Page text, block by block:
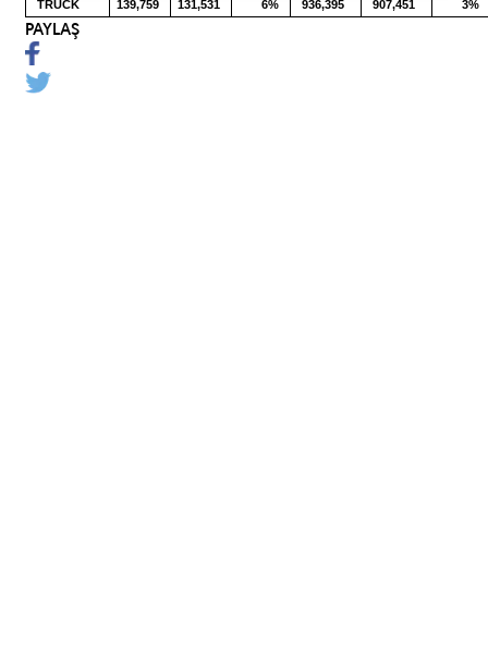
TRUCK
139,759 131,531 6% 936,395 907,451 3%
PAYLAŞ